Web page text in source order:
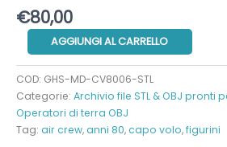
€80,00
Specialista
Capo
Volo
Anni
80
Braccia
incrociate
AGGIUNGI AL CARRELLO
COD: GHS-MD-CV8006-STL
Categorie: Archivio file STL & OBJ pronti
Operatori di terra OBJ
Tag: air crew,anni 80,capo volo,figurini